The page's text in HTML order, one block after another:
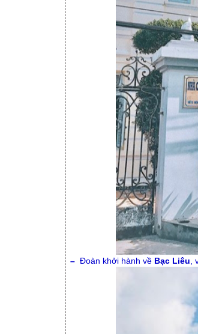
– Đoàn khởi hành về Bạc Liêu,